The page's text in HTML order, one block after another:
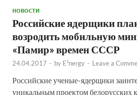
НОВОСТИ
Российские ядерщики
возродить мобильную
«Памир» времен СССР
24.04.2017 - by E²nergy - Leave a
Российские ученые-ядерщики
уникальным проектом белорусских